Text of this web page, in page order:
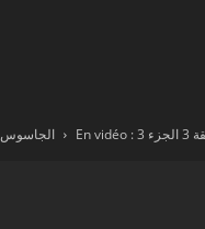
Al Jassous - الجاسوس